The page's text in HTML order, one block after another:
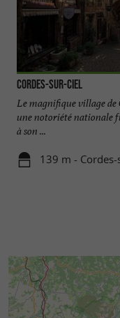
Cordes-sur-ciel
Le magnifique village
une notoriété nationale
à son ...
139 m - Cordes-